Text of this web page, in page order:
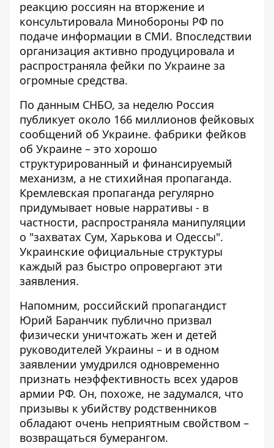
реакцию россиян на вторжение и
консультировала Минобороны РФ по
подаче информации в СМИ. Впоследствии
организация активно продуцировала и
распространяла фейки по Украине за
огромные средства.
По данным СНБО, за неделю Россия
публикует около 166 миллионов фейковых
сообщений об Украине. фабрики фейков
об Украине – это хорошо
структурированный и финансируемый
механизм, а не стихийная пропаганда.
Кремлевская пропаганда регулярно
придумывает новые нарративы - в
частности, распространяла манипуляции
о "захватах Сум, Харькова и Одессы".
Украинские официальные структуры
каждый раз быстро опровергают эти
заявления.
Напомним, российский пропагандист
Юрий Баранчик публично призвал
физически уничтожать жен и детей
руководителей Украины – и в одном
заявлении умудрился одновременно
признать неэффективность всех ударов
армии РФ. Он, похоже, не задумался, что
призывы к убийству родственников
обладают очень неприятным свойством –
возвращаться бумерангом.